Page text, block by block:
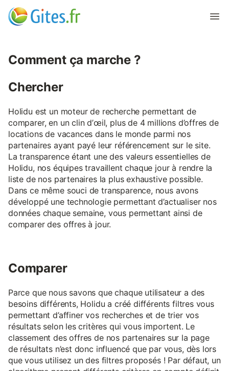
Comment ça marche ?
Chercher
Holidu est un moteur de recherche permettant de
comparer, en un clin d’œil, plus de 4 millions d’offres de
locations de vacances dans le monde parmi nos
partenaires ayant payé leur référencement sur le site.
La transparence étant une des valeurs essentielles de
Holidu, nos équipes travaillent chaque jour à rendre la
liste de nos partenaires la plus exhaustive possible.
Dans ce même souci de transparence, nous avons
développé une technologie permettant d’actualiser nos
données chaque semaine, vous permettant ainsi de
comparer des offres à jour.
Comparer
Parce que nous savons que chaque utilisateur a des
besoins différents, Holidu a créé différents filtres vous
permettant d’affiner vos recherches et de trier vos
résultats selon les critères qui vous importent. Le
classement des offres de nos partenaires sur la page
de résultats n’est donc influencé que par vous, dès lors
que vous utilisez un des filtres proposés ! Par défaut, un